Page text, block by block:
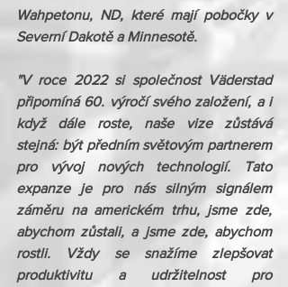
Wahpetonu, ND, které mají pobočky v
Severní Dakotě a Minnesotě.
"V roce 2022 si společnost Väderstad
připomíná 60. výročí svého založení, a i
když dále roste, naše vize zůstává
stejná: být předním světovým partnerem
pro vývoj nových technologií. Tato
expanze je pro nás silným signálem
záměru na americkém trhu, jsme zde,
abychom zůstali, a jsme zde, abychom
rostli. Vždy se snažíme zlepšovat
produktivitu a udržitelnost pro